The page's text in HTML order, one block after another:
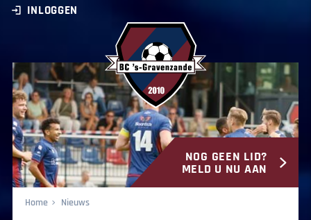
BC ‘s-Gravenzande
INLOGGEN
NOG GEEN LID?
MELD U NU AAN
Home
Nieuws